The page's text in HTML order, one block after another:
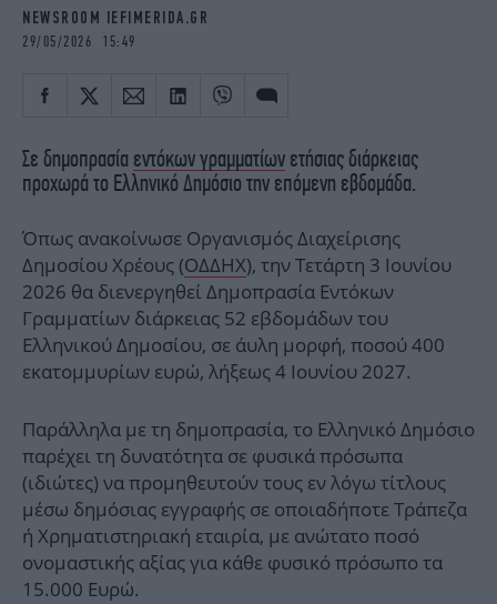
NEWSROOM IEFIMERIDA.GR
29/05/2026 15:49
Σε δημοπρασία εντόκων γραμματίων ετήσιας διάρκειας
προχωρά το Ελληνικό Δημόσιο την επόμενη εβδομάδα.
Όπως ανακοίνωσε Οργανισμός Διαχείρισης
Δημοσίου Χρέους (ΟΔΔΗΧ), την Τετάρτη 3 Ιουνίου
2026 θα διενεργηθεί Δημοπρασία Εντόκων
Γραμματίων διάρκειας 52 εβδομάδων του
Ελληνικού Δημοσίου, σε άυλη μορφή, ποσού 400
εκατομμυρίων ευρώ, λήξεως 4 Ιουνίου 2027.
Παράλληλα με τη δημοπρασία, το Ελληνικό Δημόσιο
παρέχει τη δυνατότητα σε φυσικά πρόσωπα
(ιδιώτες) να προμηθευτούν τους εν λόγω τίτλους
μέσω δημόσιας εγγραφής σε οποιαδήποτε Τράπεζα
ή Χρηματιστηριακή εταιρία, με ανώτατο ποσό
ονομαστικής αξίας για κάθε φυσικό πρόσωπο τα
15.000 Ευρώ.